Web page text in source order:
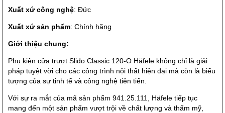
Xuất xứ công nghệ: Đức
Xuất xứ sản phẩm: Chính hãng
Giới thiệu chung:
Phụ kiện cửa trượt Slido Classic 120-O Häfele không chỉ là giải
pháp tuyệt vời cho các công trình nội thất hiện đại mà còn là biểu
tượng của sự tinh tế và công nghệ tiên tiến.
Với sự ra mắt của mã sản phẩm 941.25.111, Häfele tiếp tục
mang đến một sản phẩm vượt trội về chất lượng và thẩm mỹ,